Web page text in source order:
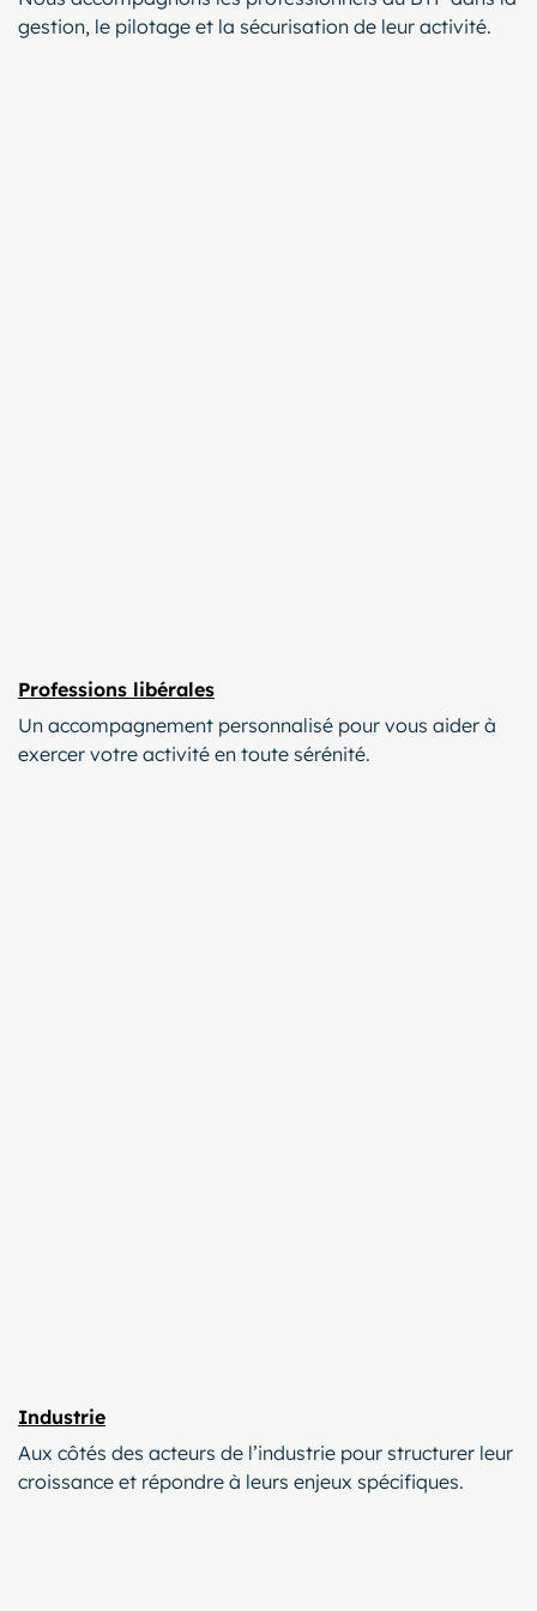
gestion, le pilotage et la sécurisation de leur activité.
Professions libérales
Un accompagnement personnalisé pour vous aider à
exercer votre activité en toute sérénité.
Industrie
Aux côtés des acteurs de l’industrie pour structurer leur
croissance et répondre à leurs enjeux spécifiques.